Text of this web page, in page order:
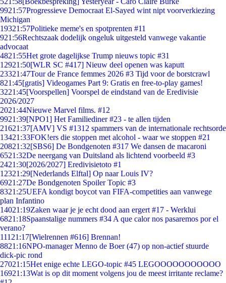
9921:57Progressieve Democraat El-Sayed wint nipt voorverkiezing
Michigan
19321:57Politieke meme's en spotprenten #11
921:56Rechtszaak dodelijk ongeluk uitgesteld vanwege vakantie
advocaat
4821:55Het grote dagelijkse Trump nieuws topic #31
12921:50[WLR SC #417] Nieuw deel openen was kaputt
23321:47Tour de France femmes 2026 #3 Tijd voor de borstcrawl
821:45[gratis] Videogames Part 9: Gratis en free-to-play games!
3221:45[Voorspellen] Voorspel de eindstand van de Eredivisie
2026/2027
2021:44Nieuwe Marvel films. #12
9921:39[NPO1] Het Familiediner #23 - te allen tijden
21621:37[AMV] VS #1312 spammers van de internationale rechtsorde
13421:33FOK!ers die stoppen met alcohol - waar we stoppen #21
20821:32[SBS6] De Bondgenoten #317 We dansen de macaroni
6521:32De neergang van Duitsland als lichtend voorbeeld #3
2421:30[2026/2027] Eredivisietoto #1
12321:29[Nederlands Elftal] Op naar Louis IV?
6921:27De Bondgenoten Spoiler Topic #3
8321:25UEFA kondigt boycot van FIFA-competities aan vanwege
plan Infantino
14021:19Zaken waar je je echt dood aan ergert #17 - Werklui
6821:18Spaanstalige nummers #34 A que calor nos pasaremos por el
verano?
111 21:17[Wielrennen #616] Brennan!
8821:16NPO-manager Menno de Boer (47) op non-actief stuurde
dick-pic rond
27021:15Het enige echte LEGO-topic #45 LEGOOOOOOOOOOO
16921:13Wat is op dit moment volgens jou de meest irritante reclame?